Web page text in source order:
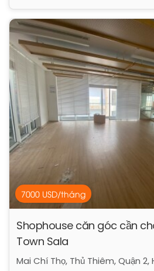
7000 USD/tháng
Shophouse căn góc cần
Town Sala
Mai Chí Thọ, Thủ Thiêm, Quận 2,